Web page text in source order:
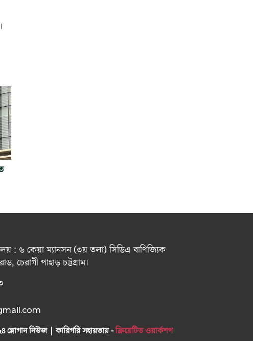
: ৬ কেয়া ম্যানসন (৩য় তলা) সিডিএ বাণিজ্যিক
চেরাগী পাহাড় চট্টগ্রাম।
স্লোগান নিউজ | কারিগরি সহায়তায় -ক্রিয়েটিভ ওয়ার্কশপ